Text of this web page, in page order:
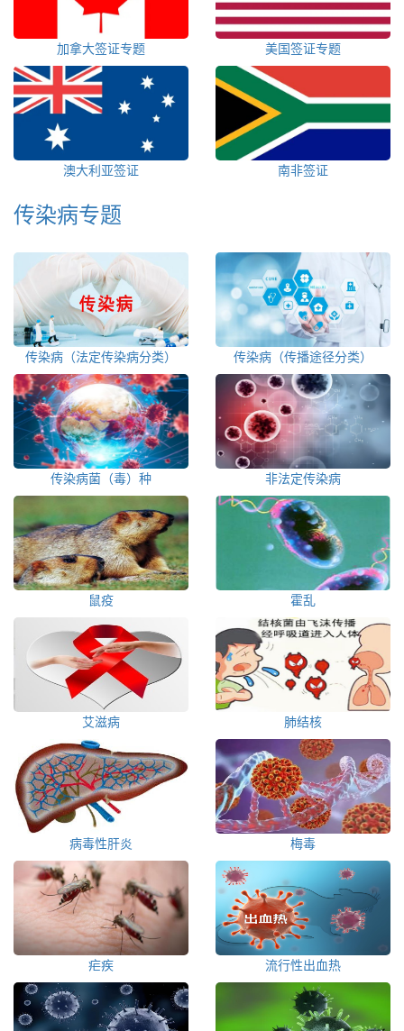
加拿大签证专题 美国签证专题
澳大利亚签证 南非签证
传染病专题
传染病（法定传染病分类） 传染病（传播途径分类）
传染病菌（毒）种 非法定传染病
鼠疫 霍乱
艾滋病 肺结核
病毒性肝炎 梅毒
疟疾 流行性出血热